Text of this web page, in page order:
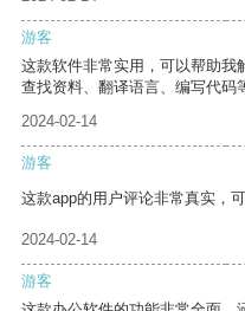
游客
这款软件非常实用，可以帮助我
查找资料、翻译语言、编写代码
2024-02-14
游客
这款app的用户评论非常真实，
2024-02-14
游客